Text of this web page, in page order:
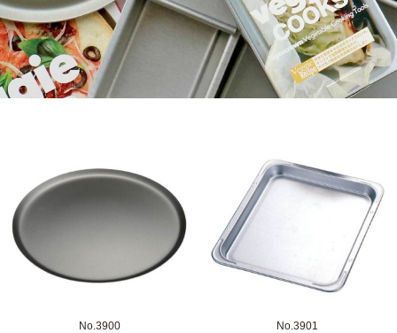
No.3900 No.3901